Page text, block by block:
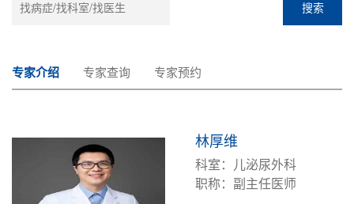
搜索
专家介绍 专家查询 专家预约
林厚维
科室：儿泌尿外科
职称：副主任医师